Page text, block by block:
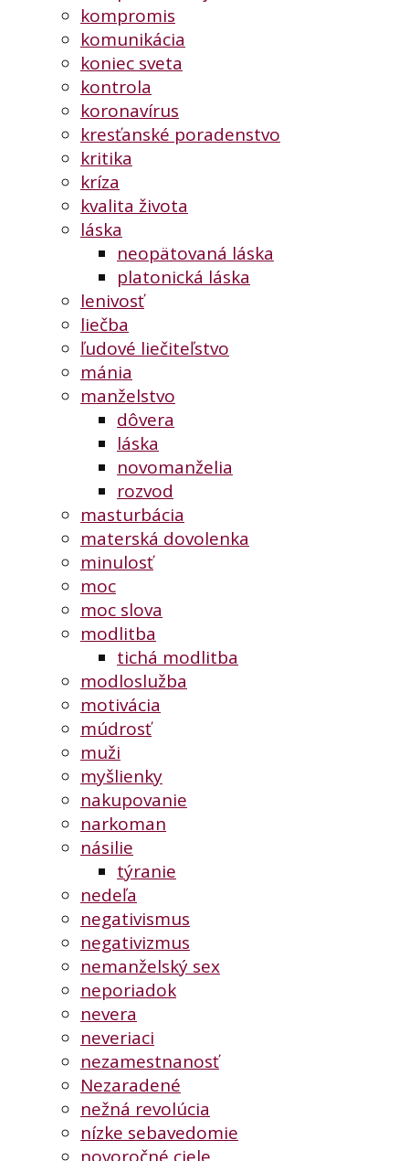
kompromis
komunikácia
koniec sveta
kontrola
koronavírus
kresťanské poradenstvo
kritika
kríza
kvalita života
láska
neopätovaná láska
platonická láska
lenivosť
liečba
ľudové liečiteľstvo
mánia
manželstvo
dôvera
láska
novomanželia
rozvod
masturbácia
materská dovolenka
minulosť
moc
moc slova
modlitba
tichá modlitba
modloslužba
motivácia
múdrosť
muži
myšlienky
nakupovanie
narkoman
násilie
týranie
nedeľa
negativismus
negativizmus
nemanželský sex
neporiadok
nevera
neveriaci
nezamestnanosť
Nezaradené
nežná revolúcia
nízke sebavedomie